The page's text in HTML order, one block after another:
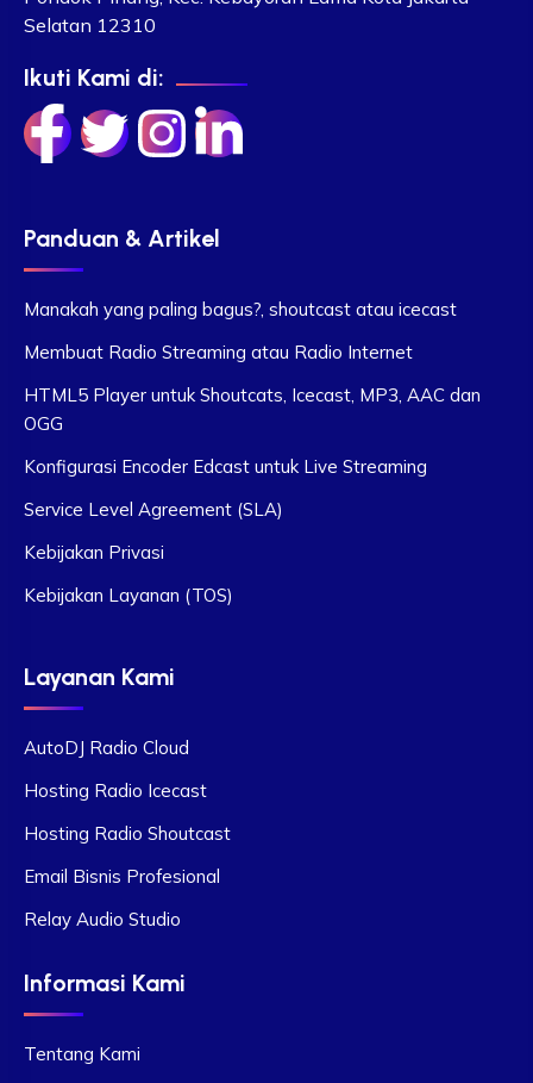
Selatan 12310
Ikuti Kami di:
Panduan & Artikel
Manakah yang paling bagus?, shoutcast atau icecast
Membuat Radio Streaming atau Radio Internet
HTML5 Player untuk Shoutcats, Icecast, MP3, AAC dan
OGG
Konfigurasi Encoder Edcast untuk Live Streaming
Service Level Agreement (SLA)
Kebijakan Privasi
Kebijakan Layanan (TOS)
Layanan Kami
AutoDJ Radio Cloud
Hosting Radio Icecast
Hosting Radio Shoutcast
Email Bisnis Profesional
Relay Audio Studio
Informasi Kami
Tentang Kami